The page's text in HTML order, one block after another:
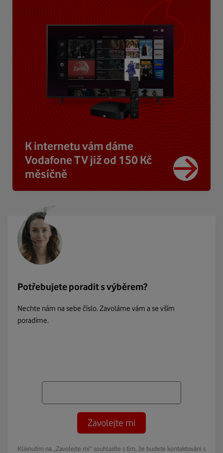
K internetu vám dáme
Vodafone TV již od 150 Kč
měsíčně
Potřebujete poradit s výběrem?
Nechte nám na sebe číslo. Zavoláme vám a se vším
poradíme.
Zavolejte mi
Kliknutím na „Zavolejte mi“ souhlasíte s tím, že budete kontaktováni s